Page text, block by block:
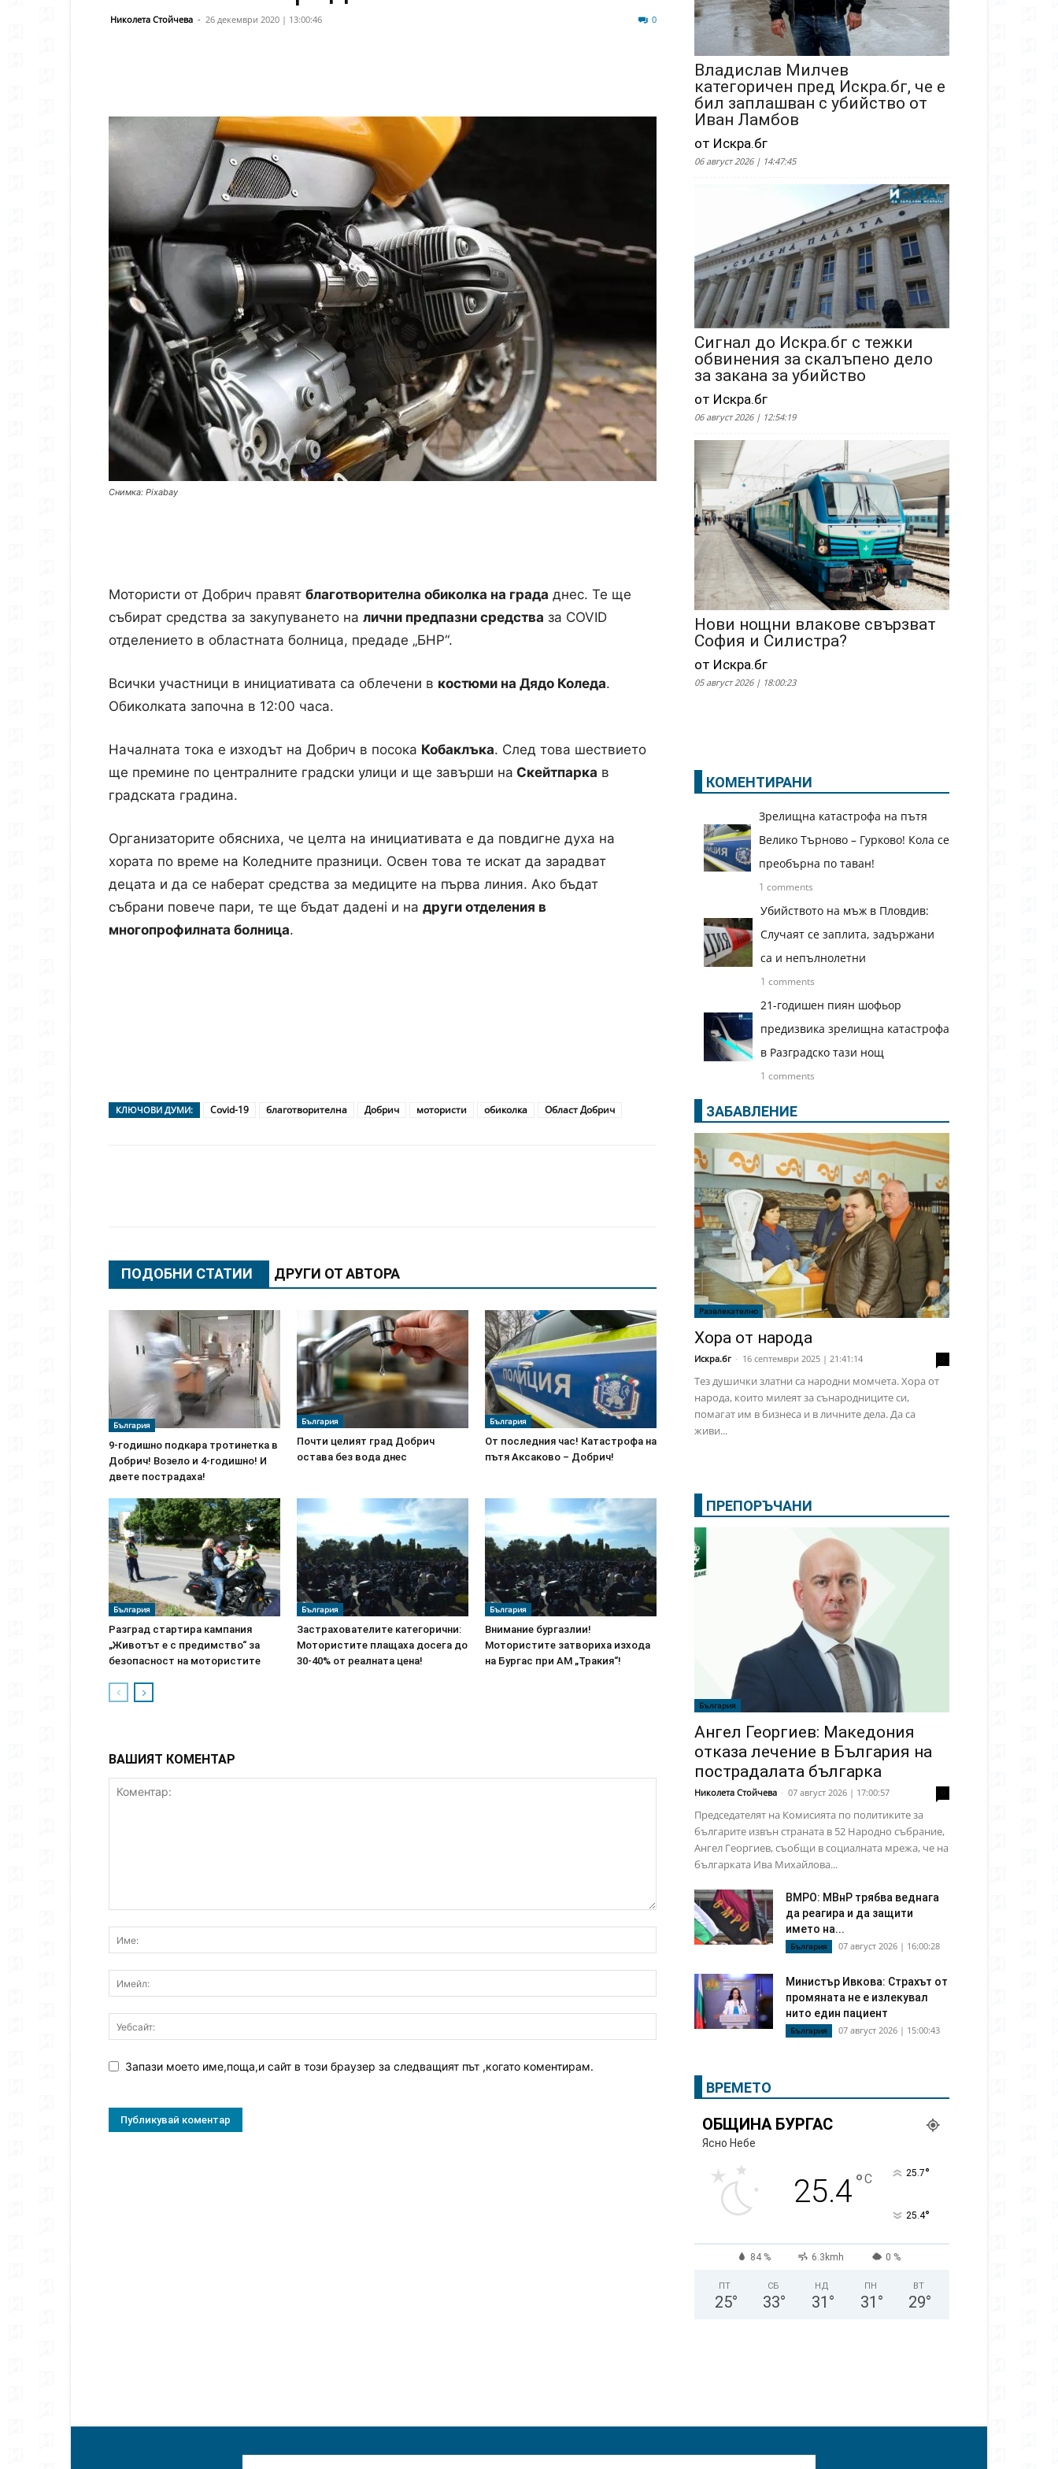
Николета Стойчева - 26 декември 2020 | 13:00:46 0
Снимка: Pixabay
Мотористи от Добрич правят благотворителна обиколка на града днес. Те ще
събират средства за закупуването на лични предпазни средства за COVID
отделението в областната болница, предаде „БНР“.
Всички участници в инициативата са облечени в костюми на Дядо Коледа.
Обиколката започна в 12:00 часа.
Началната тока е изходът на Добрич в посока Кобаклъка. След това шествието
ще премине по централните градски улици и ще зaвърши на Скейтпарка в
градската градина.
Организаторите обясниха, че целта на инициативата е да повдигне духа на
хората по време на Коледните празници. Освен това те искат да зарадват
децата и да се наберат средства за медиците на първа линия. Ако бъдат
събрани повече пари, те ще бъдат даденi и на други отделения в
многопрофилната болница.
КЛЮЧОВИ ДУМИ: Covid-19 благотворителна Добрич мотористи обиколка Област Добрич
ПОДОБНИ СТАТИИ ДРУГИ ОТ АВТОРА
България
9-годишно подкара тротинетка в
Добрич! Возело и 4-годишно! И
двете пострадаха!
България
Почти целият град Добрич
остава без вода днес
България
От последния час! Катастрофа на
пътя Аксаково – Добрич!
България
Разград стартира кампания
„Животът е с предимство“ за
безопасност на мотористите
България
Застрахователите категорични:
Мотористите плащаха досега до
30-40% от реалната цена!
България
Внимание бургазлии!
Мотористите затвориха изхода
на Бургас при АМ „Тракия“!
ВАШИЯТ КОМЕНТАР
Запази моето име,поща,и сайт в този браузер за следващият път ,когато коментирам.
Владислав Милчев
категоричен пред Искра.бг, че е
бил заплашван с убийство от
Иван Ламбов
от Искра.бг
06 август 2026 | 14:47:45
Сигнал до Искра.бг с тежки
обвинения за скалъпено дело
за закана за убийство
от Искра.бг
06 август 2026 | 12:54:19
Нови нощни влакове свързват
София и Силистра?
от Искра.бг
05 август 2026 | 18:00:23
КОМЕНТИРАНИ
Зрелищна катастрофа на пътя
Велико Търново – Гурково! Кола се
преобърна по таван!
1 comments
Убийството на мъж в Пловдив:
Случаят се заплита, задържани
са и непълнолетни
1 comments
21-годишен пиян шофьор
предизвика зрелищна катастрофа
в Разградско тази нощ
1 comments
ЗАБАВЛЕНИЕ
Развлекателно
Хора от народа
Искра.бг - 16 септември 2025 | 21:41:14
Тез душички златни са народни момчета. Хора от
народа, които милеят за сънародниците си,
помагат им в бизнеса и в личните дела. Да са
живи...
ПРЕПОРЪЧАНИ
България
Ангел Георгиев: Македония
отказа лечение в България на
пострадалата българка
Николета Стойчева - 07 август 2026 | 17:00:57
Председателят на Комисията по политиките за
българите извън страната в 52 Народно събрание,
Ангел Георгиев, съобщи в социалната мрежа, че на
българката Ива Михайлова...
ВМРО: МВнР трябва веднага
да реагира и да защити
името на...
България 07 август 2026 | 16:00:28
Министър Ивкова: Страхът от
промяната не е излекувал
нито един пациент
България 07 август 2026 | 15:00:43
ВРЕМЕТО
ОБЩИНА БУРГАС
Ясно Небе
25.4°C 25.7°
25.4°
84 % 6.3kmh 0 %
ПТ
25°
СБ
33°
НД
31 °
ПН
31 °
ВТ
29°